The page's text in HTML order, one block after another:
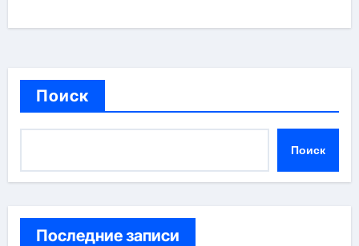
Поиск
Поиск
Последние записи